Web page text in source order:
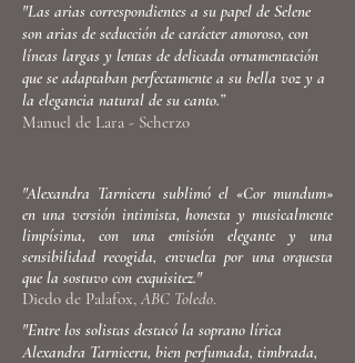
"Las arias correspondientes a su papel de Selene
son arias de seducción de carácter amoroso, con
líneas largas y lentas de delicada ornamentación
que se adaptaban perfectamente a su bella voz y a
la elegancia natural de su canto.”
Manuel de Lara - Scherzo
"Alexandra Tarniceru sublimó el «Cor mundum»
en una versión intimista, honesta y musicalmente
limpísima, con una emisión elegante y una
sensibilidad recogida, envuelta por una orquesta
que la sostuvo con exquisitez."
Diedo de Palafox, ABC Toledo.​
"Entre los solistas destacó la soprano lírica
Alexandra Tarniceru, bien perfumada, timbrada,